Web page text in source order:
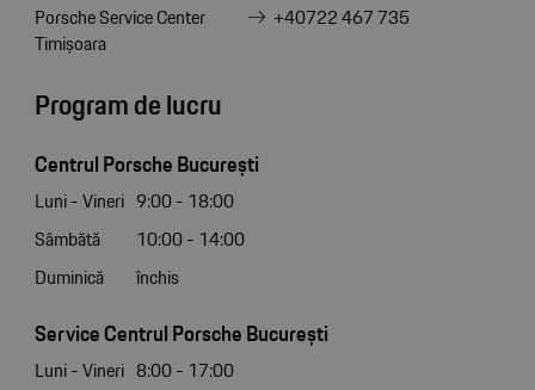
Porsche Service Center
Timișoara
+40722 467 735
Program de lucru
Centrul Porsche București
Luni - Vineri 9:00 - 18:00
Sâmbătă
10:00 - 14:00
Duminică
închis
Service Centrul Porsche București
Luni - Vineri 8:00 - 17:00